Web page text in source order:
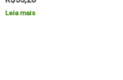
Leia mais